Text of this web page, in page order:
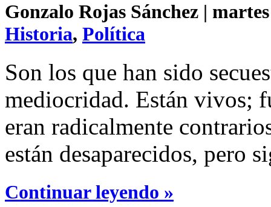
Gonzalo Rojas Sánchez |
Historia, Política
Son los que han sido
mediocridad. Están vivos;
eran radicalmente
están desaparecidos, pero
Continuar leyendo »